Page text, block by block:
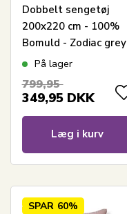
Dobbelt sengetøj
200x220 cm - 100%
Bomuld - Zodiac grey
- Vendbart med
På lager
799,95
349,95 DKK
Læg i kurv
SPAR 60%